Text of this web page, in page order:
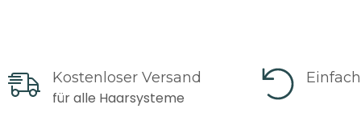
Kostenloser Versand
für alle Haarsysteme